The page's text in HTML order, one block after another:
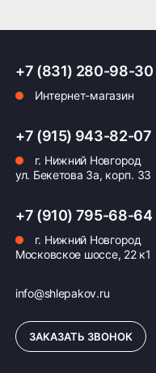
+7 (831) 280-98-30
Интернет-магазин
+7 (915) 943-82-07
г. Нижний Новгород
ул. Бекетова 3а, корп. 33
+7 (910) 795-68-64
г. Нижний Новгород
Московское шоссе, 22 к1
info@shlepakov.ru
ЗАКАЗАТЬ ЗВОНОК